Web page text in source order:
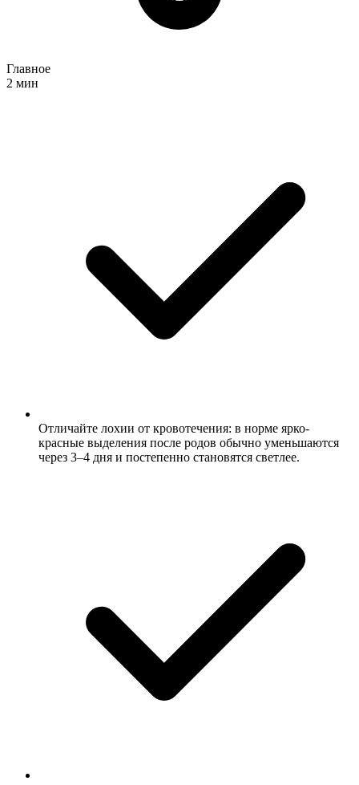
Главное
2 мин
Отличайте лохии от кровотечения: в норме ярко-
красные выделения после родов обычно уменьшаются
через 3–4 дня и постепенно становятся светлее.